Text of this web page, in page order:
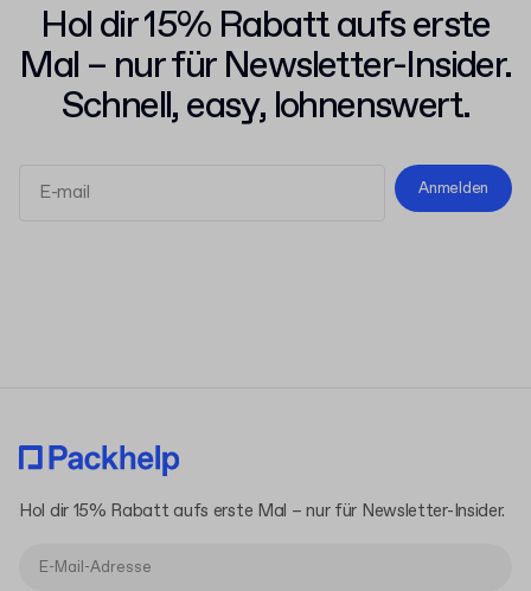
Hol dir 15% Rabatt aufs erste
Mal – nur für Newsletter-Insider.
Schnell, easy, lohnenswert.
Anmelden
Hol dir 15% Rabatt aufs erste Mal – nur für Newsletter-Insider.